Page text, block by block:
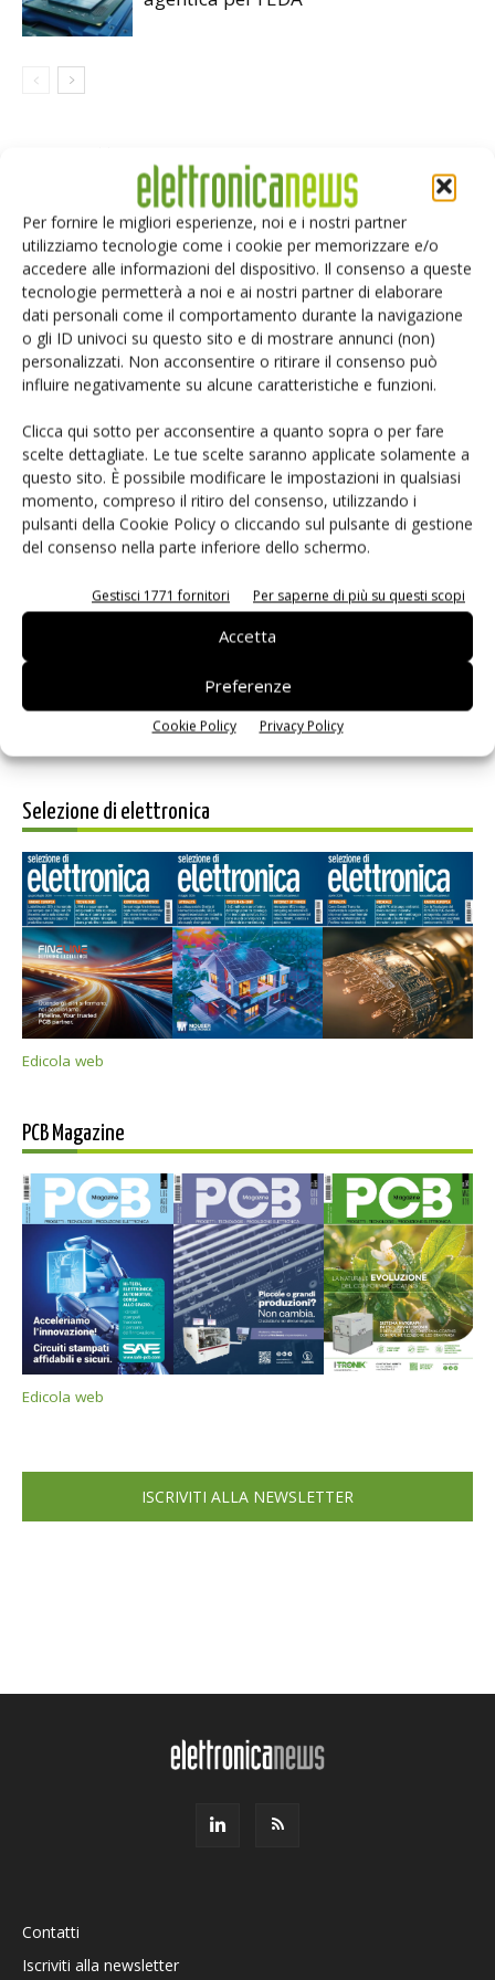
Per fornire le migliori esperienze, noi e i nostri partner
utilizziamo tecnologie come i cookie per memorizzare e/o
accedere alle informazioni del dispositivo. Il consenso a queste
tecnologie permetterà a noi e ai nostri partner di elaborare
dati personali come il comportamento durante la navigazione
o gli ID univoci su questo sito e di mostrare annunci (non)
personalizzati. Non acconsentire o ritirare il consenso può
influire negativamente su alcune caratteristiche e funzioni.
Clicca qui sotto per acconsentire a quanto sopra o per fare
scelte dettagliate. Le tue scelte saranno applicate solamente a
questo sito. È possibile modificare le impostazioni in qualsiasi
momento, compreso il ritiro del consenso, utilizzando i
pulsanti della Cookie Policy o cliccando sul pulsante di gestione
del consenso nella parte inferiore dello schermo.
Gestisci 1771 fornitori Per saperne di più su questi scopi
Accetta
Preferenze
Cookie Policy Privacy Policy
Salva il mio nome, email e sito web in questo browser per i
prossimi commenti.
Selezione di elettronica
Edicola web
PCB Magazine
Edicola web
ISCRIVITI ALLA NEWSLETTER
Contatti
Iscriviti alla newsletter